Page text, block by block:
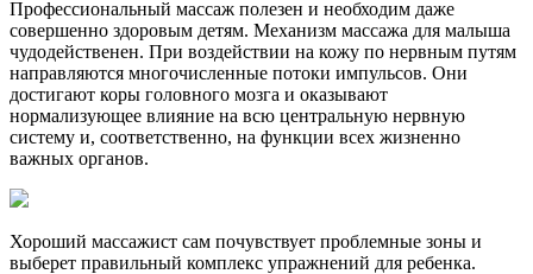
Профессиональный массаж полезен и необходим даже
совершенно здоровым детям. Механизм массажа для малыша
чудодейственен. При воздействии на кожу по нервным путям
направляются многочисленные потоки импульсов. Они
достигают коры головного мозга и оказывают
нормализующее влияние на всю центральную нервную
систему и, соответственно, на функции всех жизненно
важных органов.
Хороший массажист сам почувствует проблемные зоны и
выберет правильный комплекс упражнений для ребенка.